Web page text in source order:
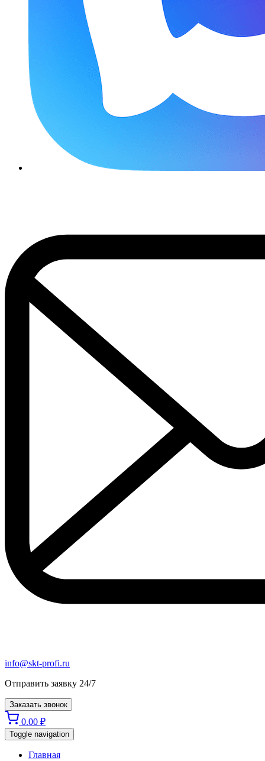
info@skt-profi.ru
Отправить заявку 24/7
Заказать звонок
0.00 ₽
Toggle navigation
Главная